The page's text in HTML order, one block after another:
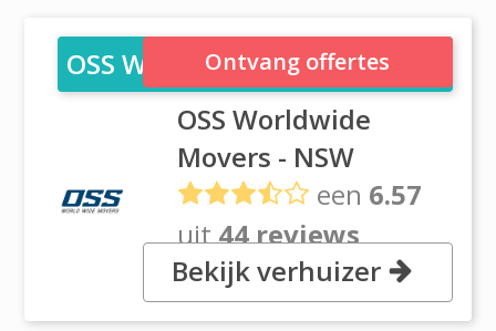
OSS Worldwide Movers - NSW
OSS Worldwide
Movers - NSW
een 6.57
uit44 reviews
, 30 Gaine Road, 3175
Dandenong, Vic
Ontvang offertes
Bekijk verhuizer